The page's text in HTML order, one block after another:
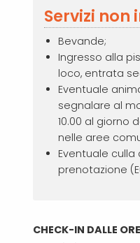
Servizi non
Bevande;
Ingresso alla
loco, entrata
Eventuale
segnalare al
10.00 al giorno
nelle aree
Eventuale
prenotazione
CHECK-IN DALLE